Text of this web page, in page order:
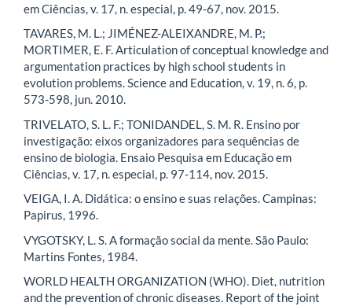
em Ciências, v. 17, n. especial, p. 49-67, nov. 2015.
TAVARES, M. L.; JIMÉNEZ-ALEIXANDRE, M. P.;
MORTIMER, E. F. Articulation of conceptual knowledge and
argumentation practices by high school students in
evolution problems. Science and Education, v. 19, n. 6, p.
573-598, jun. 2010.
TRIVELATO, S. L. F.; TONIDANDEL, S. M. R. Ensino por
investigação: eixos organizadores para sequências de
ensino de biologia. Ensaio Pesquisa em Educação em
Ciências, v. 17, n. especial, p. 97-114, nov. 2015.
VEIGA, I. A. Didática: o ensino e suas relações. Campinas:
Papirus, 1996.
VYGOTSKY, L. S. A formação social da mente. São Paulo:
Martins Fontes, 1984.
WORLD HEALTH ORGANIZATION (WHO). Diet, nutrition
and the prevention of chronic diseases. Report of the joint